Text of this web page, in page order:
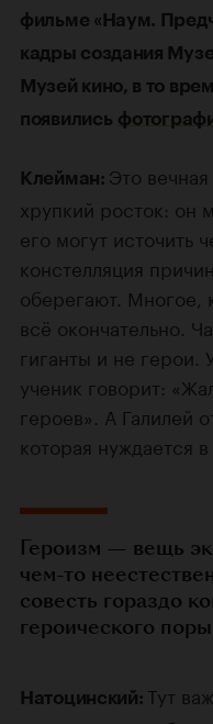
фильме «Наум.
кадры создания
Музей кино, в то
появились
Клейман: Это
хрупкий росток: он
его могут источить
констелляция
оберегают. Многое,
всё окончательно.
гиганты и не герои.
ученик говорит:
героев». А Галилей
которая нуждается
Героизм — вещь
чем-то
совесть гораздо
героического
Натоцинский: Тут